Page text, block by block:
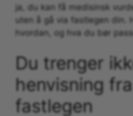
ja, du kan få medisinsk
uten å gå via fastlegen din.
hvordan, og hva du bør
Du trenger
henvisning fra
fastlegen